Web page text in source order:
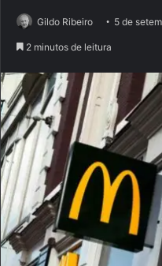
Gildo Ribeiro 5 de
2 minutos de leitura